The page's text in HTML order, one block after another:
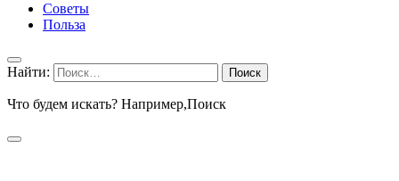
Советы
Польза
Найти:
Что будем искать? Например,Поиск